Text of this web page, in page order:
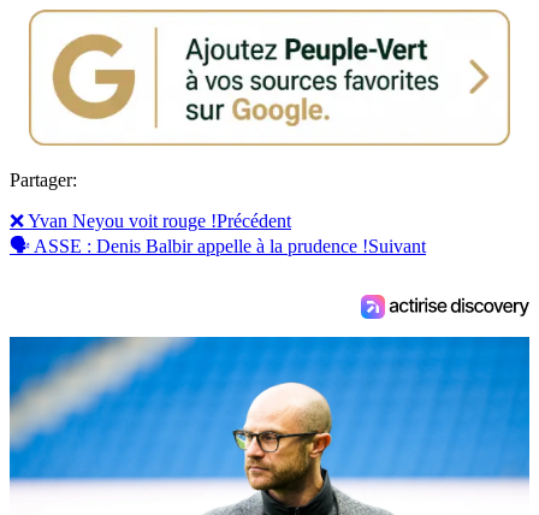
Partager:
❌ Yvan Neyou voit rouge !Précédent
🗣️ ASSE : Denis Balbir appelle à la prudence !Suivant